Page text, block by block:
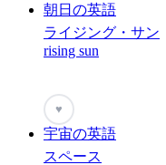
朝日の英語
ライジング・サン
rising sun
♥
宇宙の英語
スペース